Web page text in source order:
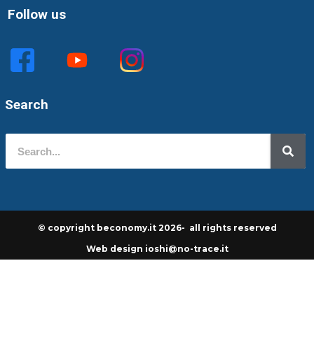
Follow us
Search
© copyright beconomy.it 2026- all rights reserved
Web design ioshi@no-trace.it